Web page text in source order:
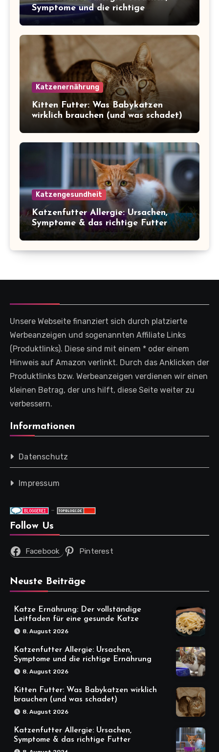
Symptome und die richtige
Ernährung
Katzenernährung
Kitten Futter: Was Babykatzen
wirklich brauchen (und was schadet)
Katzengesundheit
Katzenfutter Allergie: Ursachen,
Symptome & das richtige Futter
Unsere Webseite finanziert sich durch platzierte
Werbeanzeigen und sogenannten Affiliate Links
(Produktlinks). Diese sind mit einem * oder einem
Hinweis auf Amazon verlinkt. Durch das Anklicken der
Produktlinks bzw. Werbeanzeigen verdienen wir einen
kleinen Betrag, der uns hilft, diese Seite weiter zu
verbessern.
Informationen
Datenschutz
Impressum
-
Follow Us
Facebook Pinterest
Neuste Beiträge
Katze Ernährung: Der vollständige
Leitfaden für eine gesunde Katze
8. August 2026
Katzenfutter Allergie: Ursachen,
Symptome und die richtige Ernährung
8. August 2026
Kitten Futter: Was Babykatzen wirklich
brauchen (und was schadet)
8. August 2026
Katzenfutter Allergie: Ursachen,
Symptome & das richtige Futter